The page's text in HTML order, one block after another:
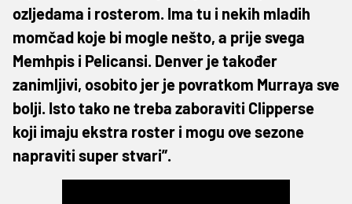
ozljedama i rosterom. Ima tu i nekih mladih
momčad koje bi mogle nešto, a prije svega
Memhpis i Pelicansi. Denver je također
zanimljivi, osobito jer je povratkom Murraya sve
bolji. Isto tako ne treba zaboraviti Clipperse
koji imaju ekstra roster i mogu ove sezone
napraviti super stvari”.